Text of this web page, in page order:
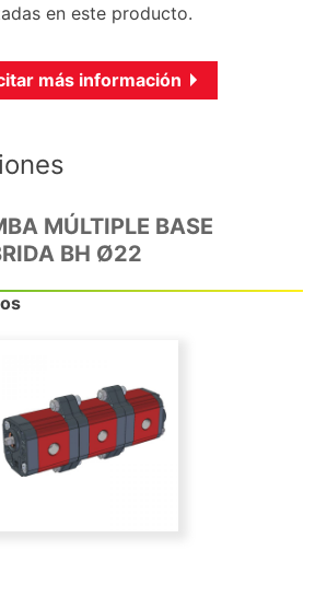
en este producto.
más información
MÚLTIPLE BASE
BH Ø22